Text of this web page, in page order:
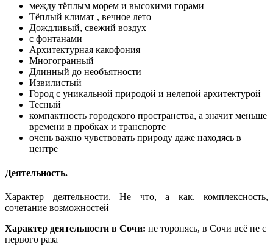
между тёплым морем и высокими горами
Тёплый климат , вечное лето
Дождливый, свежий воздух
с фонтанами
Архитектурная какофония
Многогранный
Длинный до необъятности
Извилистый
Город с уникальной природой и нелепой архитектурой
Тесный
компактность городского пространства, а значит меньше
времени в пробках и транспорте
очень важно чувствовать природу даже находясь в
центре
Деятельность.
Характер деятельности. Не что, а как. комплексность,
сочетание возможностей
Характер деятельности в Сочи: не торопясь, в Сочи всё не с
первого раза